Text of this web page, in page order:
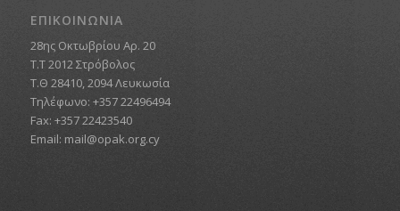
ΕΠΙΚΟΙΝΩΝΙΑ
28ης Οκτωβρίου Αρ. 20
Τ.Τ 2012 Στρόβολος
Τ.Θ 28410, 2094 Λευκωσία
Τηλέφωνο: +357 22496494
Fax: +357 22423540
Email: mail@opak.org.cy